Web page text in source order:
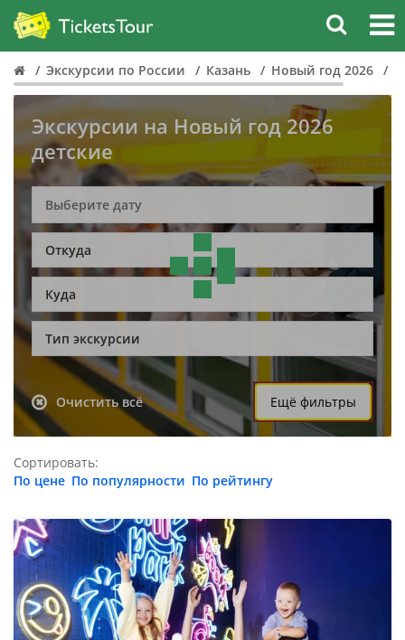
Экскурсии по России Казань Новый год 2026
Экскурсии на Новый год 2026
детские
Откуда
Куда
Тип экскурсии
Очистить всё Ещё фильтры
Сортировать:
По цене По популярности По рейтингу